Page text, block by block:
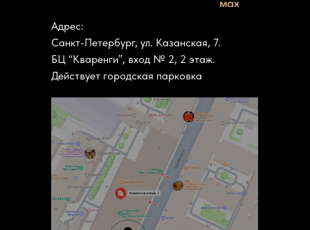
Адрес:
Санкт-Петербург, ул. Казанская, 7.
БЦ “Кваренги”, вход № 2, 2 этаж.
Действует городская парковка